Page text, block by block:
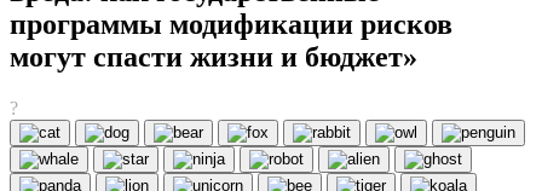
программы модификации рисков
могут спасти жизни и бюджет»
?